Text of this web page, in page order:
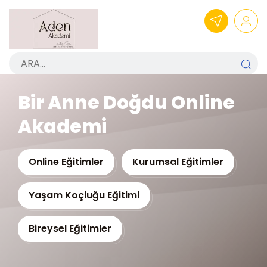
Bir Anne Doğdu Online
Akademi
Online Eğitimler Kurumsal Eğitimler
Yaşam Koçluğu Eğitimi
Bireysel Eğitimler